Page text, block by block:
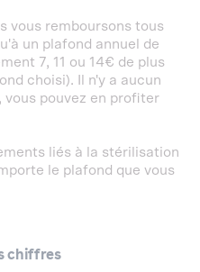
vous remboursons tous
un plafond annuel de
7, 11 ou 14€ de plus
choisi). Il n'y a aucun
vous pouvez en profiter
liés à la stérilisation
le plafond que vous
chiffres